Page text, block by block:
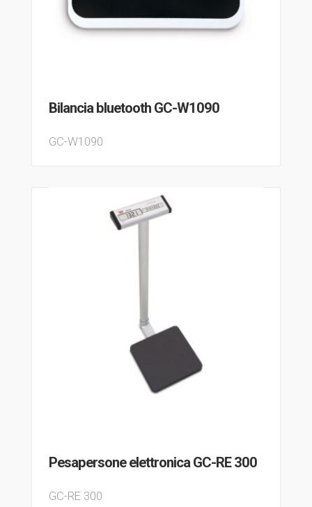
Bilancia bluetooth GC-W1090
GC-W1090
Pesapersone elettronica GC-RE 300
GC-RE 300